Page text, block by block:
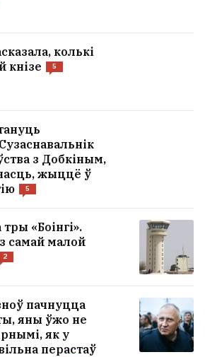
колькі
кнізе
5
з Добкіным,
жыццё ў
5
тры «Боінгі».
самай малой
2
пачнуцца
яны ўжо не
як у
перастаў